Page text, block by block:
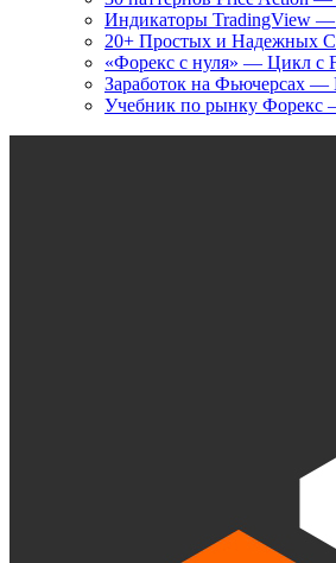
Индикаторы TradingView
20+ Простых и Надежных
«Форекс с нуля» — Цикл с
Заработок на
Учебник по рынку